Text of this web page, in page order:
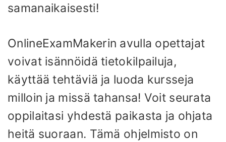
samanaikaisesti!
OnlineExamMakerin avulla opettajat
voivat isännöidä tietokilpailuja,
käyttää tehtäviä ja luoda kursseja
milloin ja missä tahansa! Voit seurata
oppilaitasi yhdestä paikasta ja ohjata
heitä suoraan. Tämä ohjelmisto on